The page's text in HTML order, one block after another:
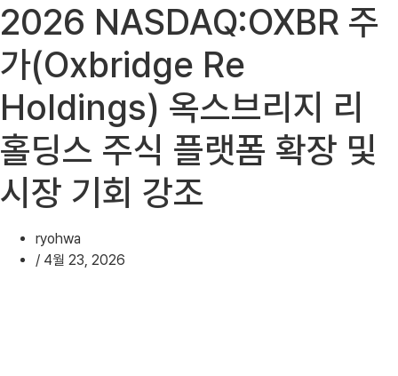
2026 NASDAQ:OXBR 주
가(Oxbridge Re
Holdings) 옥스브리지 리
홀딩스 주식 플랫폼 확장 및
시장 기회 강조
ryohwa
/ 4월 23, 2026